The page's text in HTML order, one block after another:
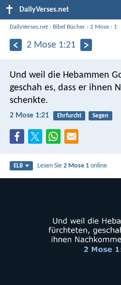
DailyVerses.net
DailyVerses.net › Bibel Bücher ›2 Mose › 1
2 Mose 1:21
Und weil die Hebammen
geschah es, dass er ihnen
schenkte.
2 Mose 1:21 Ehrfurcht Segen
ELB Lesen Sie2 Mose 1 online